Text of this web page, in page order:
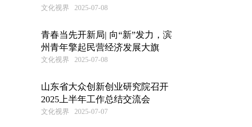
文化视界 2025-07-08
青春当先开新局| 向“新”发力，滨
州青年擎起民营经济发展大旗
文化视界 2025-07-08
山东省大众创新创业研究院召开
2025上半年工作总结交流会
文化视界 2025-07-07